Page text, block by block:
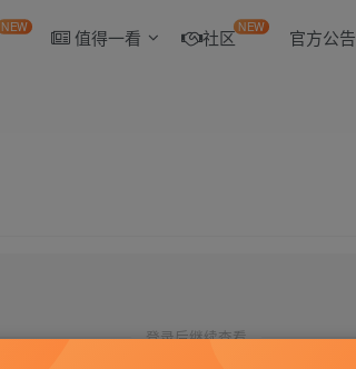
NEW 值得一看 社区NEW 官方公告
登录后继续查看